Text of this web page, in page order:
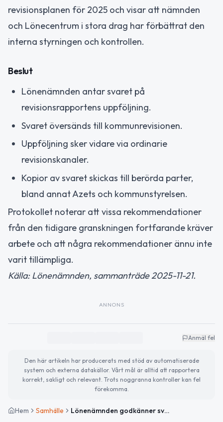
revisionsplanen för 2025 och visar att nämnden
och Lönecentrum i stora drag har förbättrat den
interna styrningen och kontrollen.
Beslut
Lönenämnden antar svaret på
revisionsrapportens uppföljning.
Svaret översänds till kommunrevisionen.
Uppföljning sker vidare via ordinarie
revisionskanaler.
Kopior av svaret skickas till berörda parter,
bland annat Azets och kommunstyrelsen.
Protokollet noterar att vissa rekommendationer
från den tidigare granskningen fortfarande kräver
arbete och att några rekommendationer ännu inte
varit tillämpliga.
Källa: Lönenämnden, sammanträde 2025-11-21.
ANNONS
Anmäl fel
Den här artikeln har producerats med stöd av automatiserade
system och externa datakällor. Vårt mål är alltid att rapportera
korrekt, sakligt och relevant. Trots noggranna kontroller kan fel
förekomma.
Hem Samhälle Lönenämnden godkänner svar till kommunrevisionen i Tierp